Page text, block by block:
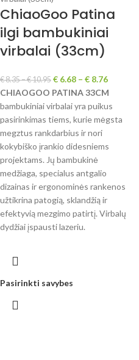
ChiaoGoo Patina
ilgi bambukiniai
virbalai (33cm)
€8.35–€10.95 € 6.68 – € 8.76
CHIAOGOO PATINA 33CM
bambukiniai virbalai yra puikus
pasirinkimas tiems, kurie mėgsta
megztus rankdarbius ir nori
kokybiško įrankio didesniems
projektams. Jų bambukinė
medžiaga, specialus antgalio
dizainas ir ergonominės rankenos
užtikrina patogią, sklandžią ir
efektyvią mezgimo patirtį. Virbalų
dydžiai įspausti lazeriu.
Pasirinkti savybes